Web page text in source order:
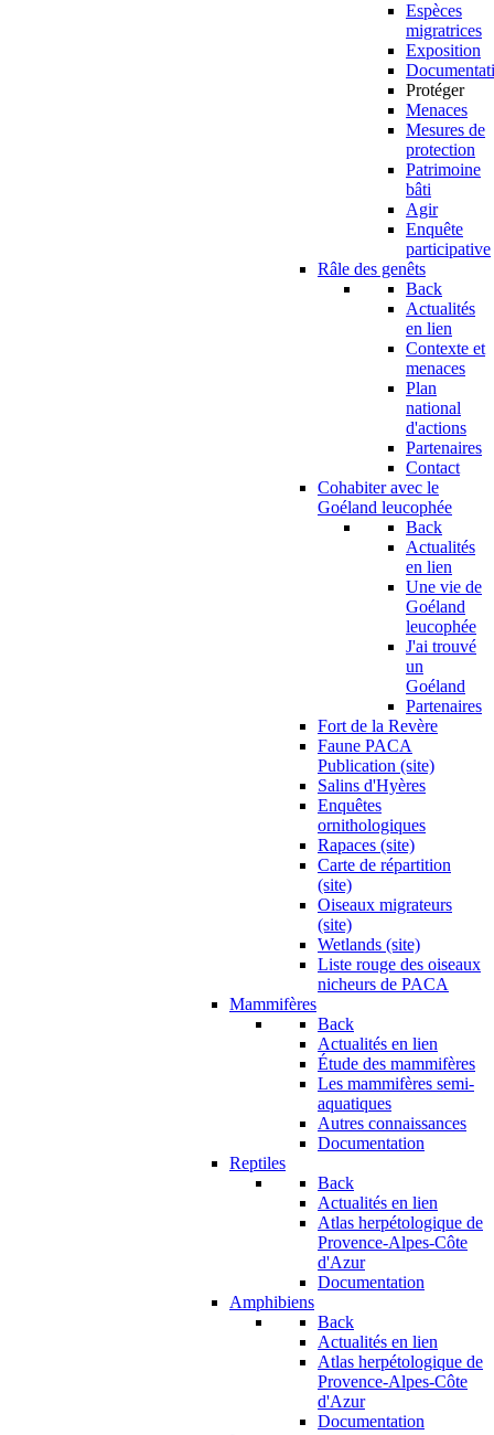
Espèces
migratrices
Exposition
Protéger
Menaces
Mesures de
protection
Patrimoine
bâti
Agir
Enquête
participative
Râle des genêts
Back
Actualités
en lien
Contexte et
menaces
Plan
national
d'actions
Partenaires
Contact
Cohabiter avec le
Goéland leucophée
Back
Actualités
en lien
Une vie de
Goéland
leucophée
J'ai trouvé
un
Goéland
Partenaires
Fort de la Revère
Faune PACA
Publication (site)
Salins d'Hyères
Enquêtes
ornithologiques
Rapaces (site)
Carte de répartition
(site)
Oiseaux migrateurs
(site)
Wetlands (site)
Liste rouge des oiseaux
nicheurs de PACA
Mammifères
Back
Actualités en lien
Étude des mammifères
Les mammifères semi-
aquatiques
Autres connaissances
Documentation
Reptiles
Back
Actualités en lien
Atlas herpétologique de
Provence-Alpes-Côte
d'Azur
Documentation
Amphibiens
Back
Actualités en lien
Atlas herpétologique de
Provence-Alpes-Côte
d'Azur
Documentation